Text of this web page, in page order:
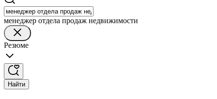
менеджер отдела продаж недвижимости
Резюме
Найти